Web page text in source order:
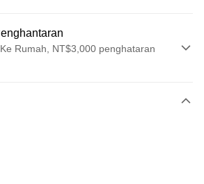
Rumah, NT$3,000 penghataran
Bankfaedah 0,